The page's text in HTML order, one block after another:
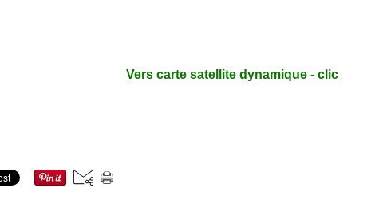
Vers carte satellite dynamique - clic